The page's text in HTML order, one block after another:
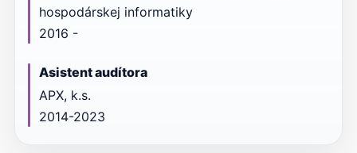
hospodárskej informatiky
2016 -
Asistent audítora
APX, k.s.
2014-2023